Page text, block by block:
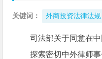
关键词： 外商投资法律法规
司法部关于同意在
探索密切中外律师事务所业务合作方式和机制试点